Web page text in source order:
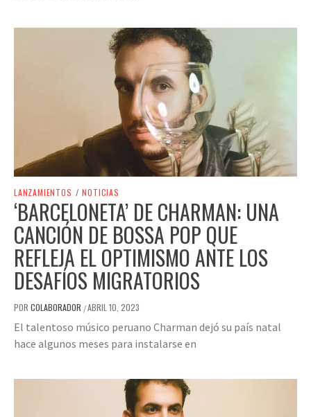
LANZAMIENTOS / NOTICIAS
‘BARCELONETA’ DE CHARMAN: UNA
CANCIÓN DE BOSSA POP QUE
REFLEJA EL OPTIMISMO ANTE LOS
DESAFÍOS MIGRATORIOS
POR COLABORADOR /ABRIL 10, 2023
El talentoso músico peruano Charman dejó su país natal
hace algunos meses para instalarse en